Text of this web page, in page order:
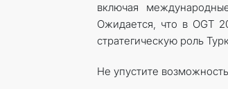
включая
Ожидается, что в OGT
стратегическую роль
Не упустите